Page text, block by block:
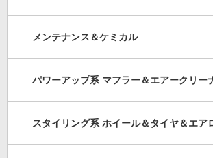
メンテナンス＆ケミカル
パワーアップ系 マフラー＆エアークリー
スタイリング系 ホイール＆タイヤ＆エア